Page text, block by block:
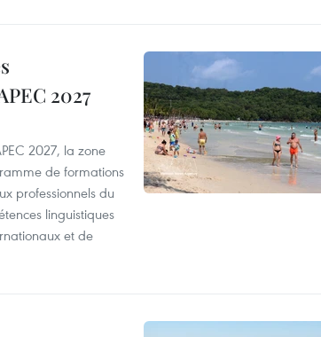
2027
2027, la zone
de formations
professionnels du
linguistiques
et de